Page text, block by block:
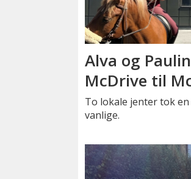
Alva og
McDrive til
To lokale jenter tok
vanlige.